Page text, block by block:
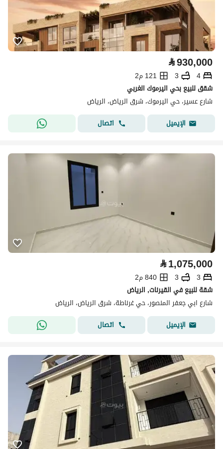
⃁930,000
4
3
121 م2
شقق للبيع بحي اليرموك الغربي
شارع عسير، حي اليرموك، شرق الرياض، الرياض
الإيميل
اتصال
⃁1,075,000
3
3
840 م2
شقة للبيع في القيرنات, الرياض
شارع ابي جعفر المنصور، حي غرناطة، شرق الرياض، الرياض
الإيميل
اتصال